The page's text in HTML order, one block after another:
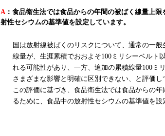
A ：食品衛生法では食品からの年間の被ばく線量上
射性セシウムの基準値を設定しています。
国は放射線被ばくのリスクについて、通常の一
線量が、生涯累積でおおよそ100ミリシーベルト
れる可能性があり、一方、追加の累積線量100ミ
さまざまな影響と明確に区別できない、と評価し
この評価に基づき、食品衛生法では食品からの
るために、食品中の放射性セシウムの基準値を設